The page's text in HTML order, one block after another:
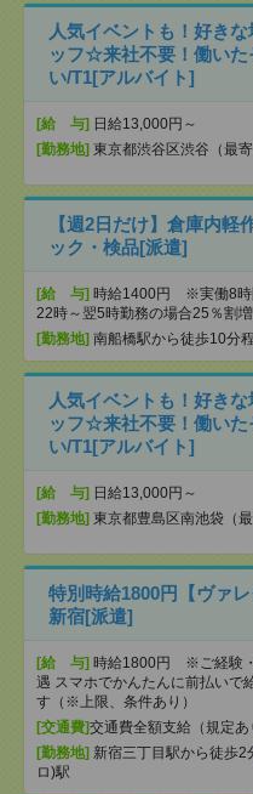
人気イベントも！好き
ッフ☆来社不要！働いた
い/T1[アルバイト]
[給 与] 日給13,000円～
[勤務地] 東京都渋谷区渋谷（最寄
【週2日だけ】倉庫内
ック・検品[派遣]
[給 与] 時給1400円 ※実働8時
22時～翌5時勤務の場合25％割
[勤務地] 南船橋駅から徒歩10分
人気イベントも！好き
ッフ☆来社不要！働いた
い/T1[アルバイト]
[給 与] 日給13,000円～
[勤務地] 東京都豊島区南池袋（
特別時給1800円【ヴァ
新宿[派遣]
[給 与] 時給1800円 ※ご経験
遇 スマホでかんたんに前払いで
す（※上限、条件あり）
[交通費]交通費全額支給（規定あ
[勤務地] 新宿三丁目駅から徒歩2
ロ)駅